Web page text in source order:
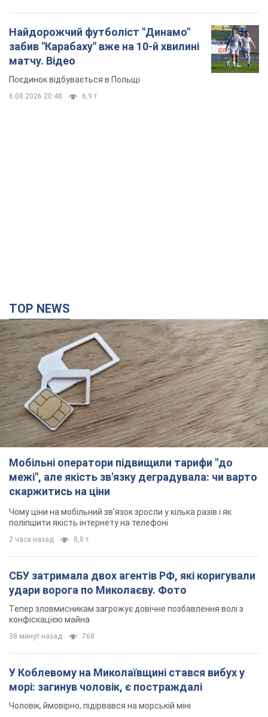
Найдорожчий футболіст "Динамо"
забив "Карабаху" вже на 10-й хвилині
матчу. Відео
Поєдинок відбувається в Польщі
6.08.2026 20:48 6,9 т.
TOP NEWS
Мобільні оператори підвищили тарифи "до
межі", але якість зв'язку деградувала: чи варто
скаржитись на ціни
Чому ціни на мобільний зв'язок зросли у кілька разів і як
поліпшити якість інтернету на телефоні
2 часа назад 8,8 т.
СБУ затримала двох агентів РФ, які коригували
удари ворога по Миколаєву. Фото
Тепер зловмисникам загрожує довічне позбавлення волі з
конфіскацією майна
38 минут назад 768
У Коблевому на Миколаївщині стався вибух у
морі: загинув чоловік, є постраждалі
Чоловік, ймовірно, підірвався на морській міні